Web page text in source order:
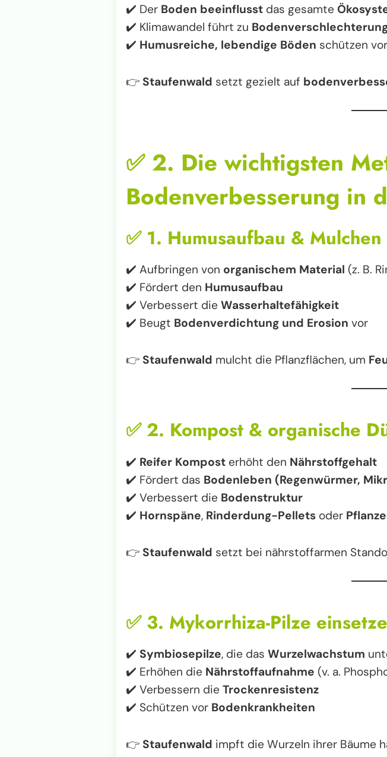
✔️ Der Boden beeinflusst das gesamte
✔️ Klimawandel führt zu
✔️ Humusreiche, lebendige Böden schützen vor
👉 Staufenwald setzt gezielt auf
✅ 2. Die wichtigsten
Bodenverbesserung in
✅ 1. Humusaufbau & Mulchen
✔️ Aufbringen von organischem Material (z. B.
✔️ Fördert den Humusaufbau
✔️ Verbessert die Wasserhaltefähigkeit
✔️ Beugt Bodenverdichtung und Erosion vor
👉 Staufenwald mulcht die Pflanzflächen, um
✅ 2. Kompost & organische
✔️ Reifer Kompost erhöht den Nährstoffgehalt
✔️ Fördert das Bodenleben (Regenwürmer,
✔️ Verbessert die Bodenstruktur
✔️ Hornspäne, Rinderdung-Pellets oder
👉 Staufenwald setzt bei nährstoffarmen
✅ 3. Mykorrhiza-Pilze
✔️ Symbiosepilze, die das Wurzelwachstum
✔️ Erhöhen die Nährstoffaufnahme (v. a.
✔️ Verbessern die Trockenresistenz
✔️ Schützen vor Bodenkrankheiten
👉 Staufenwald impft die Wurzeln ihrer Bäume